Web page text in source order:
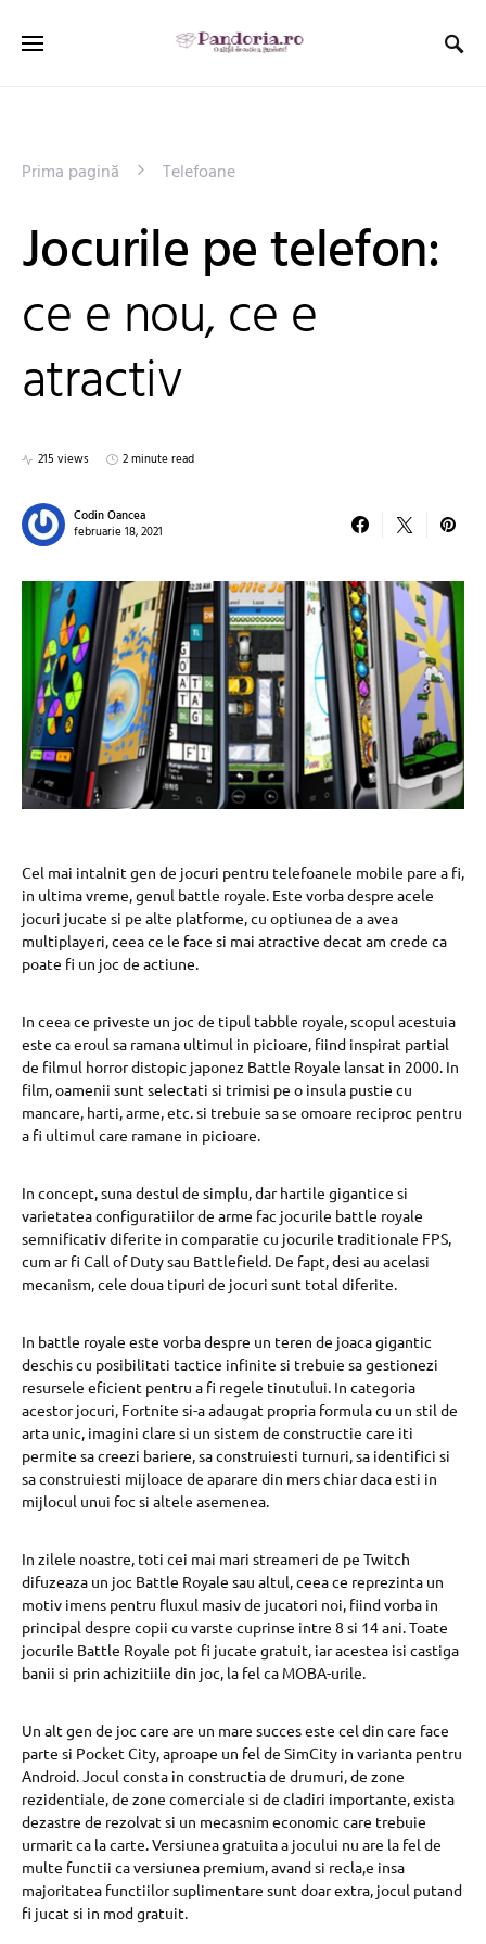
Prima pagină Telefoane
Jocurile pe telefon:
ce e nou, ce e
atractiv
215 views 2 minute read
Codin Oancea
februarie 18, 2021
Cel mai intalnit gen de jocuri pentru telefoanele mobile pare a fi,
in ultima vreme, genul battle royale. Este vorba despre acele
jocuri jucate si pe alte platforme, cu optiunea de a avea
multiplayeri, ceea ce le face si mai atractive decat am crede ca
poate fi un joc de actiune.
In ceea ce priveste un joc de tipul tabble royale, scopul acestuia
este ca eroul sa ramana ultimul in picioare, fiind inspirat partial
de filmul horror distopic japonez Battle Royale lansat in 2000. In
film, oamenii sunt selectati si trimisi pe o insula pustie cu
mancare, harti, arme, etc. si trebuie sa se omoare reciproc pentru
a fi ultimul care ramane in picioare.
In concept, suna destul de simplu, dar hartile gigantice si
varietatea configuratiilor de arme fac jocurile battle royale
semnificativ diferite in comparatie cu jocurile traditionale FPS,
cum ar fi Call of Duty sau Battlefield. De fapt, desi au acelasi
mecanism, cele doua tipuri de jocuri sunt total diferite.
In battle royale este vorba despre un teren de joaca gigantic
deschis cu posibilitati tactice infinite si trebuie sa gestionezi
resursele eficient pentru a fi regele tinutului. In categoria
acestor jocuri, Fortnite si-a adaugat propria formula cu un stil de
arta unic, imagini clare si un sistem de constructie care iti
permite sa creezi bariere, sa construiesti turnuri, sa identifici si
sa construiesti mijloace de aparare din mers chiar daca esti in
mijlocul unui foc si altele asemenea.
In zilele noastre, toti cei mai mari streameri de pe Twitch
difuzeaza un joc Battle Royale sau altul, ceea ce reprezinta un
motiv imens pentru fluxul masiv de jucatori noi, fiind vorba in
principal despre copii cu varste cuprinse intre 8 si 14 ani. Toate
jocurile Battle Royale pot fi jucate gratuit, iar acestea isi castiga
banii si prin achizitiile din joc, la fel ca MOBA-urile.
Un alt gen de joc care are un mare succes este cel din care face
parte si Pocket City, aproape un fel de SimCity in varianta pentru
Android. Jocul consta in constructia de drumuri, de zone
rezidentiale, de zone comerciale si de cladiri importante, exista
dezastre de rezolvat si un mecasnim economic care trebuie
urmarit ca la carte. Versiunea gratuita a jocului nu are la fel de
multe functii ca versiunea premium, avand si recla,e insa
majoritatea functiilor suplimentare sunt doar extra, jocul putand
fi jucat si in mod gratuit.